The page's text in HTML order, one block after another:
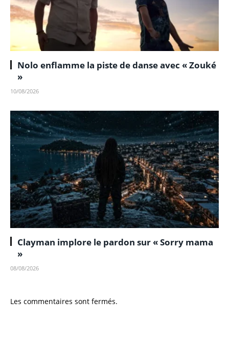
Nolo enflamme la piste de danse avec « Zouké
»
10/08/2026
Clayman implore le pardon sur « Sorry mama
»
08/08/2026
Les commentaires sont fermés.